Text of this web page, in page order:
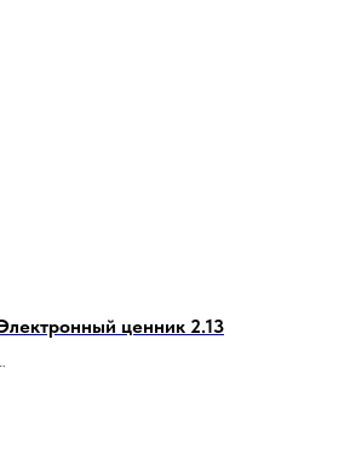
ценник 2.13